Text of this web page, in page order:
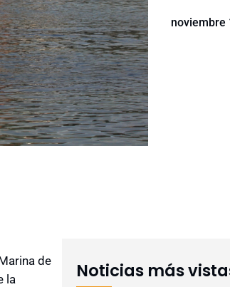
noviembre
de
la
Noticias más